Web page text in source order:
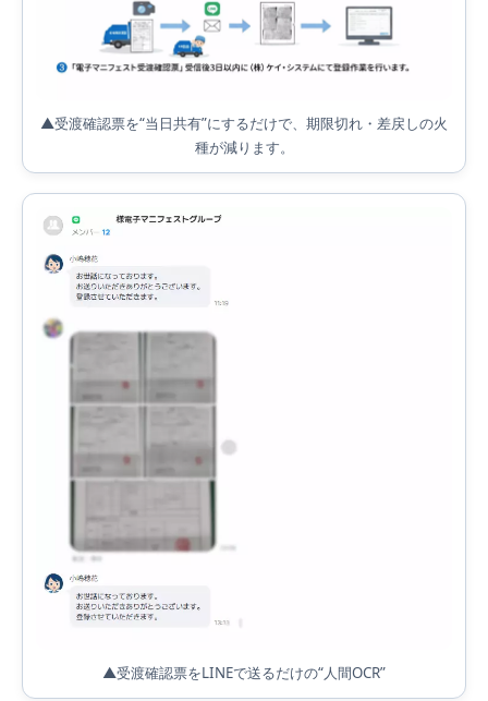
▲受渡確認票を“当日共有”にするだけで、期限切れ・差戻しの火
種が減ります。
▲受渡確認票をLINEで送るだけの“人間OCR”